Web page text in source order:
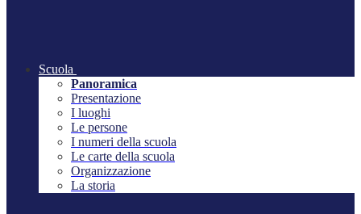
Scuola
Panoramica
Presentazione
I luoghi
Le persone
I numeri della scuola
Le carte della scuola
Organizzazione
La storia